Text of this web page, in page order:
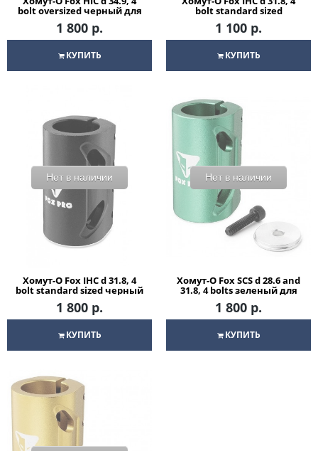
bolt oversized черный для
трюкового самоката
1 800 р.
КУПИТЬ
bolt standard sized
красный для трюкового
самоката
1 100 р.
КУПИТЬ
Нет в наличии
Хомут-О Fox IHC d 31.8, 4
bolt standard sized черный
для трюкового самоката
1 800 р.
КУПИТЬ
Нет в наличии
Хомут-О Fox SCS d 28.6 and
31.8, 4 bolts зеленый для
трюкового самоката
1 800 р.
КУПИТЬ